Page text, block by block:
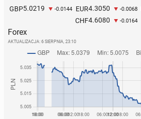
GBP5.0219 -0.0144 EUR4.3050 -0.0068
CHF4.6080 -0.0164
Forex
AKTUALIZACJA: 6 SIERPNIA, 23:10